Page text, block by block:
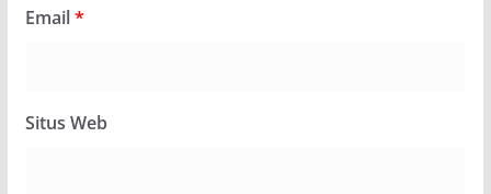
Email*
Situs Web